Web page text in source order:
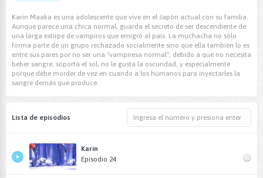
Karin Maaka es una adolescente que vive en el Japón actual con su familia.
Aunque parece una chica normal, guarda el secreto de ser descendiente de
una larga estirpe de vampiros que emigró al país. La muchacha no sólo
forma parte de un grupo rechazado socialmente sino que ella también lo es
entre sus pares por no ser una "vampiresa normal", debido a que no necesita
beber sangre, soporta el sol, no le gusta la oscuridad, y especialmente
porque debe morder de vez en cuando a los humanos para inyectarles la
sangre demás que produce.
Lista de episodios
Karin
Episodio 24